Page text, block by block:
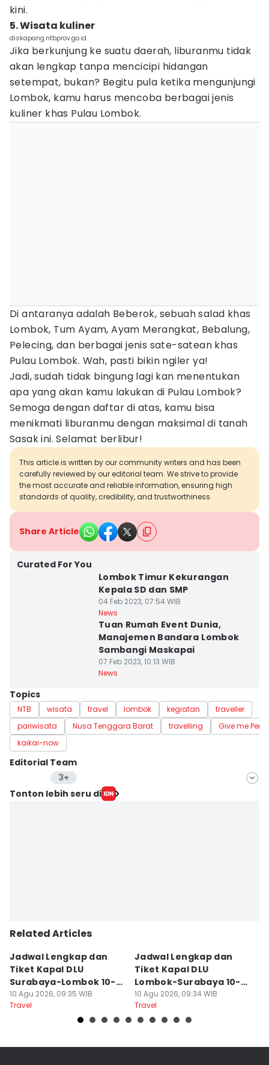
kini.
5. Wisata kuliner
diskapang.ntbprov.go.id
Jika berkunjung ke suatu daerah, liburanmu tidak
akan lengkap tanpa mencicipi hidangan
setempat, bukan? Begitu pula ketika mengunjungi
Lombok, kamu harus mencoba berbagai jenis
kuliner khas Pulau Lombok.
Di antaranya adalah Beberok, sebuah salad khas
Lombok, Tum Ayam, Ayam Merangkat, Bebalung,
Pelecing, dan berbagai jenis sate-satean khas
Pulau Lombok. Wah, pasti bikin ngiler ya!
Jadi, sudah tidak bingung lagi kan menentukan
apa yang akan kamu lakukan di Pulau Lombok?
Semoga dengan daftar di atas, kamu bisa
menikmati liburanmu dengan maksimal di tanah
Sasak ini. Selamat berlibur!
This article is written by our community writers and has been
carefully reviewed by our editorial team. We strive to provide
the most accurate and reliable information, ensuring high
standards of quality, credibility, and trustworthiness.
Share Article
Curated For You
Lombok Timur Kekurangan
Kepala SD dan SMP
04 Feb 2023, 07:54 WIB
News
Tuan Rumah Event Dunia,
Manajemen Bandara Lombok
Sambangi Maskapai
07 Feb 2023, 10:13 WIB
News
Topics
NTB wisata travel lombok kegiatan
traveller
pariwisata
Nusa Tenggara Barat travelling
Give me
kaikai-now
Editorial Team
3+
Editor
Tonton lebih seru di
Related Articles
Jadwal Lengkap dan
Tiket Kapal DLU
Surabaya-Lombok 10-16
Agustus 2026
10 Agu 2026, 09:35 WIB
Travel
Jadwal Lengkap dan
Tiket Kapal DLU
Lombok-Surabaya 10-16
Agustus 2026
10 Agu 2026, 09:34 WIB
Travel